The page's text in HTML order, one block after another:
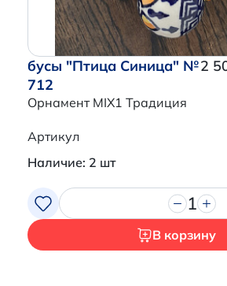
бусы "Птица Синица" №
712
Орнамент MIX1 Традиция
2
Артикул
Наличие: 2 шт
1
В корзину